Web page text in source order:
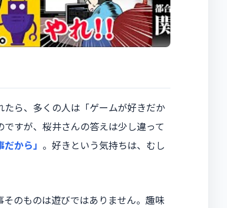
たら、多くの人は「ゲームが好きだか
すが、桜井さんの答えは少し違って
から」 。好きという気持ちは、むし
のものは遊びではありません。趣味